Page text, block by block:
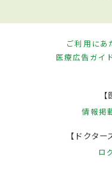
ご利用にあ
医療広告ガイ
情報掲
【ドクタ
ロ